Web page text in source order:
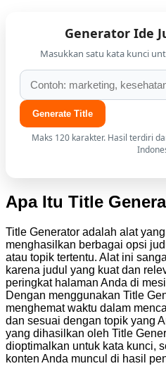
Generator Ide
Masukkan satu kata kunci
Generate Title
Maks 120 karakter. Hasil terdiri
Apa Itu Title
Title Generator adalah alat
menghasilkan berbagai opsi
atau topik tertentu. Alat ini
karena judul yang kuat dan
peringkat halaman Anda di
Dengan menggunakan Title
menghemat waktu dalam
dan sesuai dengan topik yang
yang dihasilkan oleh Title
dioptimalkan untuk kata kunci,
konten Anda muncul di hasil